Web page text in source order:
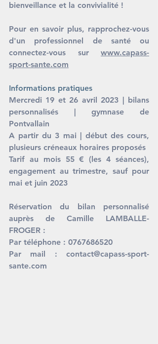
bienveillance et la convivialité !
Pour en savoir plus, rapprochez-vous
d'un professionnel de santé ou
connectez-vous sur www.capass-
sport-sante.com
Informations pratiques
Mercredi 19 et 26 avril 2023 | bilans
personnalisés | gymnase de
Pontvallain
A partir du 3 mai | début des cours,
plusieurs créneaux horaires proposés
Tarif au mois 55 € (les 4 séances),
engagement au trimestre, sauf pour
mai et juin 2023
Réservation du bilan personnalisé
auprès de Camille LAMBALLE-
FROGER :
Par téléphone : 0767686520
Par mail : contact@capass-sport-
sante.com